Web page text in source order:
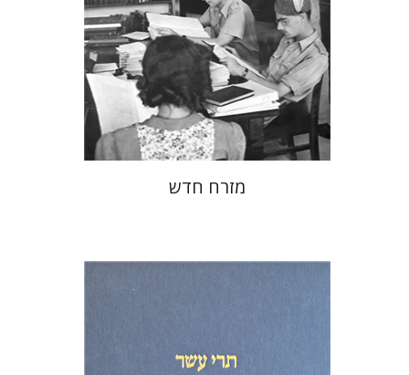
הנחת אתר ספר מודפס
$42
$38
מזרח חדש